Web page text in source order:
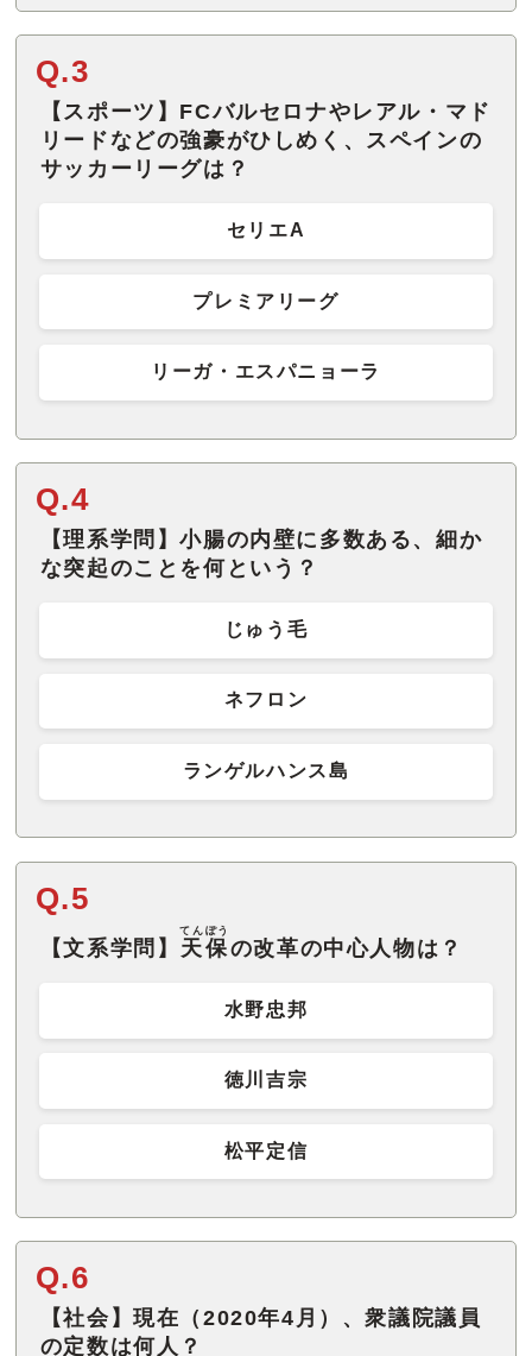
Q.3
【スポーツ】FCバルセロナやレアル・マド
リードなどの強豪がひしめく、スペインの
サッカーリーグは？
セリエA
プレミアリーグ
リーガ・エスパニョーラ
Q.4
【理系学問】小腸の内壁に多数ある、細か
な突起のことを何という？
じゅう毛
ネフロン
ランゲルハンス島
Q.5
【文系学問】 天保
てんぽう
の改革の中心人物は？
水野忠邦
徳川吉宗
松平定信
Q.6
【社会】現在（2020年4月）、衆議院議員
の定数は何人？